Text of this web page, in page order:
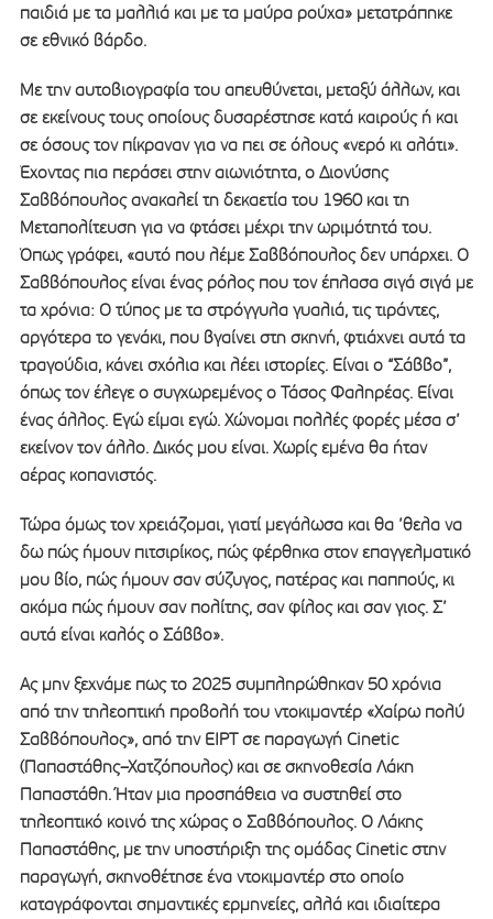
παιδιά με τα μαλλιά και με τα μαύρα ρούχα» μετατράπηκε
σε εθνικό βάρδο.
Με την αυτοβιογραφία του απευθύνεται, μεταξύ άλλων, και
σε εκείνους τους οποίους δυσαρέστησε κατά καιρούς ή και
σε όσους τον πίκραναν για να πει σε όλους «νερό κι αλάτι».
Έχοντας πια περάσει στην αιωνιότητα, ο Διονύσης
Σαββόπουλος ανακαλεί τη δεκαετία του 1960 και τη
Μεταπολίτευση για να φτάσει μέχρι την ωριμότητά του.
Όπως γράφει, «αυτό που λέμε Σαββόπουλος δεν υπάρχει. Ο
Σαββόπουλος είναι ένας ρόλος που τον έπλασα σιγά σιγά με
τα χρόνια: Ο τύπος με τα στρόγγυλα γυαλιά, τις τιράντες,
αργότερα το γενάκι, που βγαίνει στη σκηνή, φτιάχνει αυτά τα
τραγούδια, κάνει σχόλια και λέει ιστορίες. Είναι ο “Σάββο”,
όπως τον έλεγε ο συγχω­ρεμένος ο Τάσος Φαληρέας. Είναι
ένας άλλος. Εγώ είμαι εγώ. Χώνομαι πολλές φορές μέσα σ’
εκείνον τον άλλο. Δικός μου είναι. Χωρίς εμένα θα ήταν
αέρας κοπανιστός.
Τώρα όμως τον χρειάζομαι, γιατί μεγάλωσα και θα ’θελα να
δω πώς ήμουν πιτσιρίκος, πώς φέρθηκα στον επαγγελματικό
μου βίο, πώς ήμουν σαν σύζυγος, πατέρας και παππούς, κι
ακόμα πώς ήμουν σαν πολίτης, σαν φίλος και σαν γιος. Σ’
αυτά είναι καλός ο Σάββο».
Ας μην ξεχνάμε πως το 2025 συμπληρώθηκαν 50 χρόνια
από την τηλεοπτική προβολή του ντοκιμαντέρ «Χαίρω πολύ
Σαββόπουλος», από την ΕΙΡΤ σε παραγωγή Cinetic
(Παπαστάθης–Χατζόπουλος) και σε σκηνοθεσία Λάκη
Παπαστάθη. Ήταν μια προσπάθεια να συστηθεί στο
τηλεοπτικό κοινό της χώρας ο Σαββόπουλος. Ο Λάκης
Παπαστάθης, με την υποστήριξη της ομάδας Cinetic στην
παραγωγή, σκηνοθέτησε ένα ντοκιμαντέρ στο οποίο
καταγράφονται σημαντικές ερμηνείες, αλλά και ιδιαίτερα